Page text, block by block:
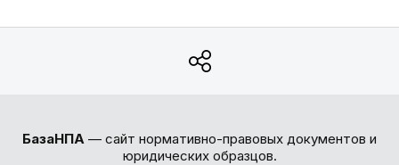
БазаНПА — сайт нормативно-правовых документов и
юридических образцов.